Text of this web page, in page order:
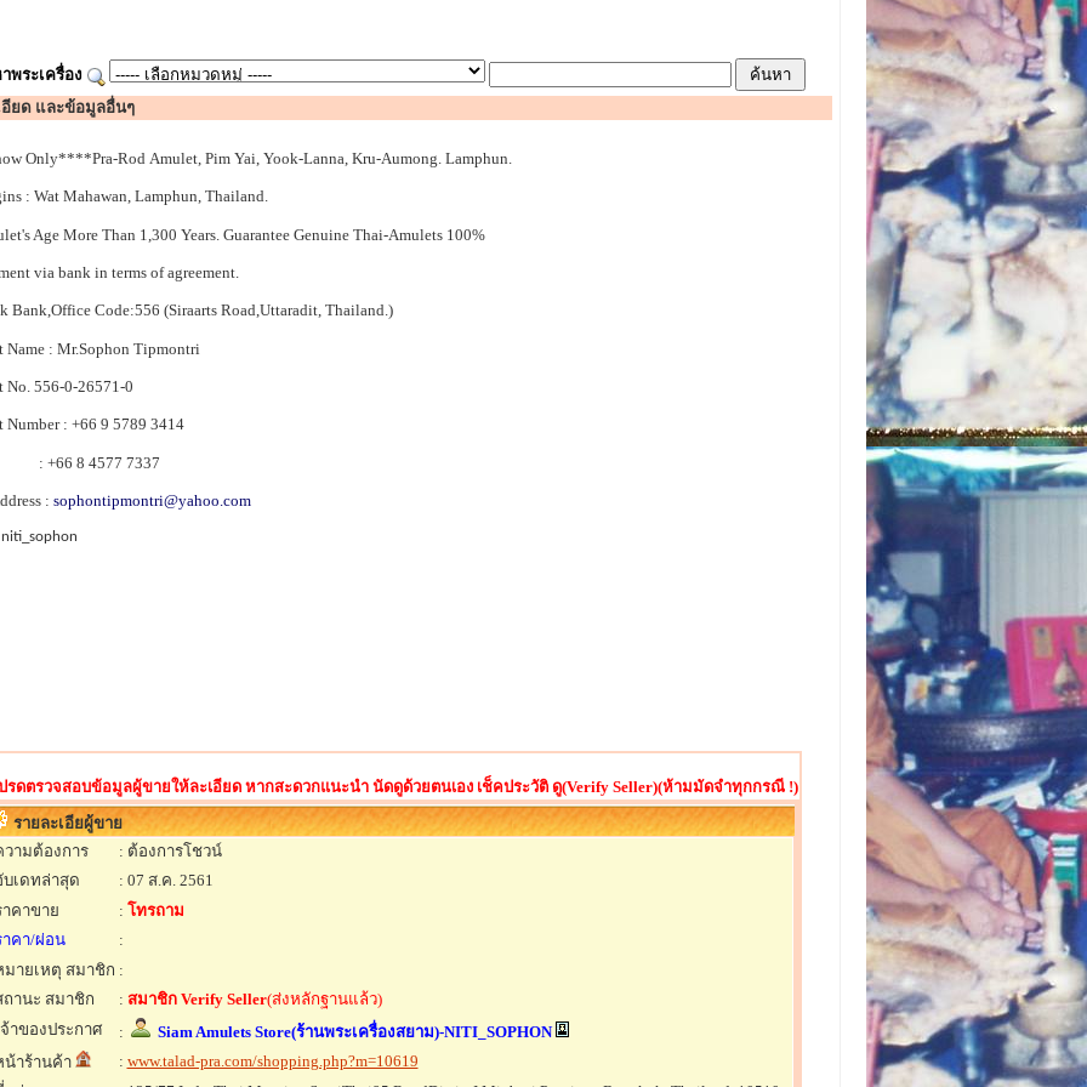
พระเครื่อง
อียด และข้อมูลอื่นๆ
Only****Pra-Rod Amulet, Pim Yai, Yook-Lanna, Kru-Aumong. Lamphun.
: Wat Mahawan, Lamphun, Thailand.
Age More Than 1,300 Years. Guarantee Genuine Thai-Amulets 100%
via bank in terms of agreement.
Bank,Office Code:556 (Siraarts Road,Uttaradit, Thailand.)
Name : Mr.Sophon Tipmontri
No. 556-0-26571-0
Number : +66 9 5789 3414
8 4577 7337
:sophontipmontri@yahoo.com
niti_sophon
รดตรวจสอบข้อมูลผู้ขายให้ละเอียด หากสะดวกแนะนำ นัดดูด้วยตนเอง เช็คประวัติ ดู(Verify Seller)(ห้ามมัดจำทุกกรณี !)
รายละเอียผู้ขาย
วามต้องการ
: ต้องการโชวน์
บเดทล่าสุด
: 07 ส.ค. 2561
คาขาย
: โทรถาม
าคา/ผ่อน
:
มายเหตุ สมาชิก :
ถานะ สมาชิก
: สมาชิก Verify Seller(ส่งหลักฐานแล้ว)
าของประกาศ
:
Siam Amulets Store(ร้านพระเครื่องสยาม)-NITI_SOPHON
น้าร้านค้า
: www.talad-pra.com/shopping.php?m=10619